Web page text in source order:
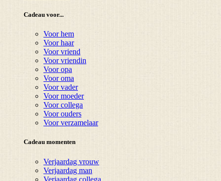
Cadeau voor...
Voor hem
Voor haar
Voor vriend
Voor vriendin
Voor opa
Voor oma
Voor vader
Voor moeder
Voor collega
Voor ouders
Voor verzamelaar
Cadeau momenten
Verjaardag vrouw
Verjaardag man
Verjaardag collega